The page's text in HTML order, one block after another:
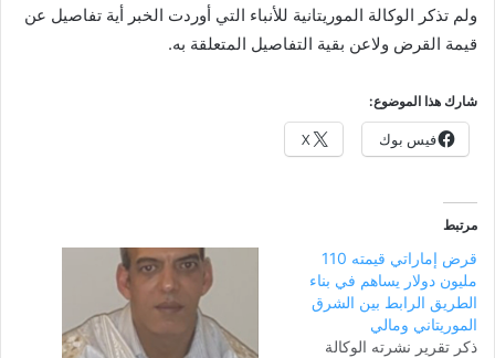
ولم تذكر الوكالة الموريتانية للأنباء التي أوردت الخبر أية تفاصيل عن
قيمة القرض ولاعن بقية التفاصيل المتعلقة به.
شارك هذا الموضوع:
فيس بوك X
مرتبط
قرض إماراتي قيمته 110
مليون دولار يساهم في بناء
الطريق الرابط بين الشرق
الموريتاني ومالي
ذكر تقرير نشرته الوكالة